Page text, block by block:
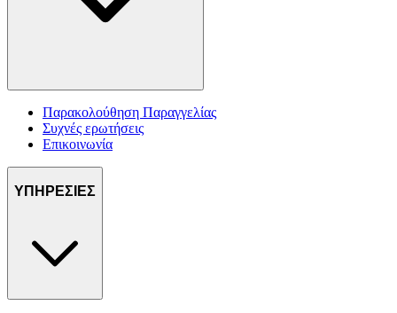
Παρακολούθηση Παραγγελίας
Συχνές ερωτήσεις
Επικοινωνία
ΥΠΗΡΕΣΙΕΣ